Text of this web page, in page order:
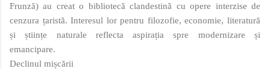
Frunză) au creat o bibliotecă clandestină cu opere interzise de
cenzura țaristă. Interesul lor pentru filozofie, economie, literatură
și științe naturale reflecta aspirația spre modernizare și
emancipare.
Declinul mișcării